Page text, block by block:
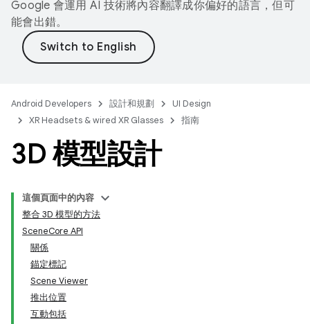
Google 會運用 AI 技術將內容翻譯成你偏好的語言，但可
能會出錯。
Android Developers 設計和規劃
UI Design
XR Headsets & wired XR Glasses
指南
3D 模型設計
這個頁面中的內容
整合 3D 模型的方法
SceneCore API
關係
錨定標記
Scene Viewer
推出位置
互動包括